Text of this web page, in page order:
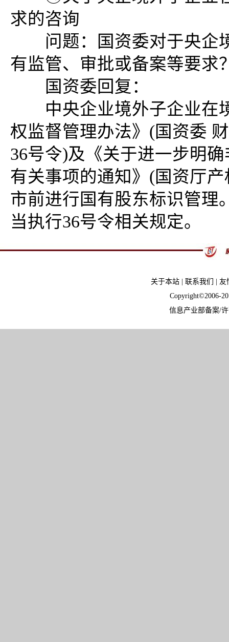
求的咨询
问题：国资委对于央企
有监管、审批或备案等要求
国资委回复：
中央企业境外子企业在
权监督管理办法》(国资委
36号令)及《关于进一步明
有关事项的通知》(国资厅
市前进行国有股东标识管理
当执行36号令相关规定。
关于本站 联系我们
友
Copyright©2006-
信息产业部备案/